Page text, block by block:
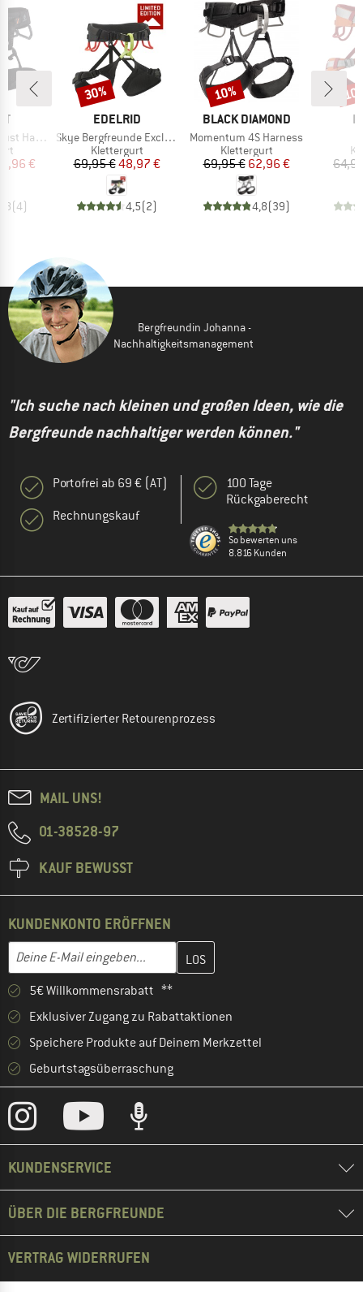
Preis
€
(4)
MARKE
EDELRID
Artikel
Skye Bergfreunde Exclusive
Produktgruppe
Klettergurt
Preis
69,95 €reduzierter Preis
48,97 €
4,5(2)
Rabatt
30%
MARKE
BLACK DIAMOND
Artikel
Momentum 4S Harness
Produktgruppe
Klettergurt
Preis
69,95 €reduzierter Preis
62,96 €
4,8(39)
Rabatt
10%
Bergfreundin Johanna -
Nachhaltigkeitsmanagement
"Ich suche nach kleinen und großen Ideen, wie die
Bergfreunde nachhaltiger werden können."
Portofrei ab 69 € (AT)
Rechnungskauf
100 Tage
Rückgaberecht
So bewerten uns
8.816 Kunden
Zertifizierter Retourenprozess
MAIL UNS!
01-38528-97
KAUF BEWUSST
KUNDENKONTO ERÖFFNEN
E-Mail-Adresse
Gib hier deine E-Mail-Adresse ein und erstelle im nächsten
5€ Willkommensrabatt **
Exklusiver Zugang zu Rabattaktionen
Speichere Produkte auf Deinem Merkzettel
Geburtstagsüberraschung
KUNDENSERVICE
ÜBER DIE BERGFREUNDE
VERTRAG WIDERRUFEN